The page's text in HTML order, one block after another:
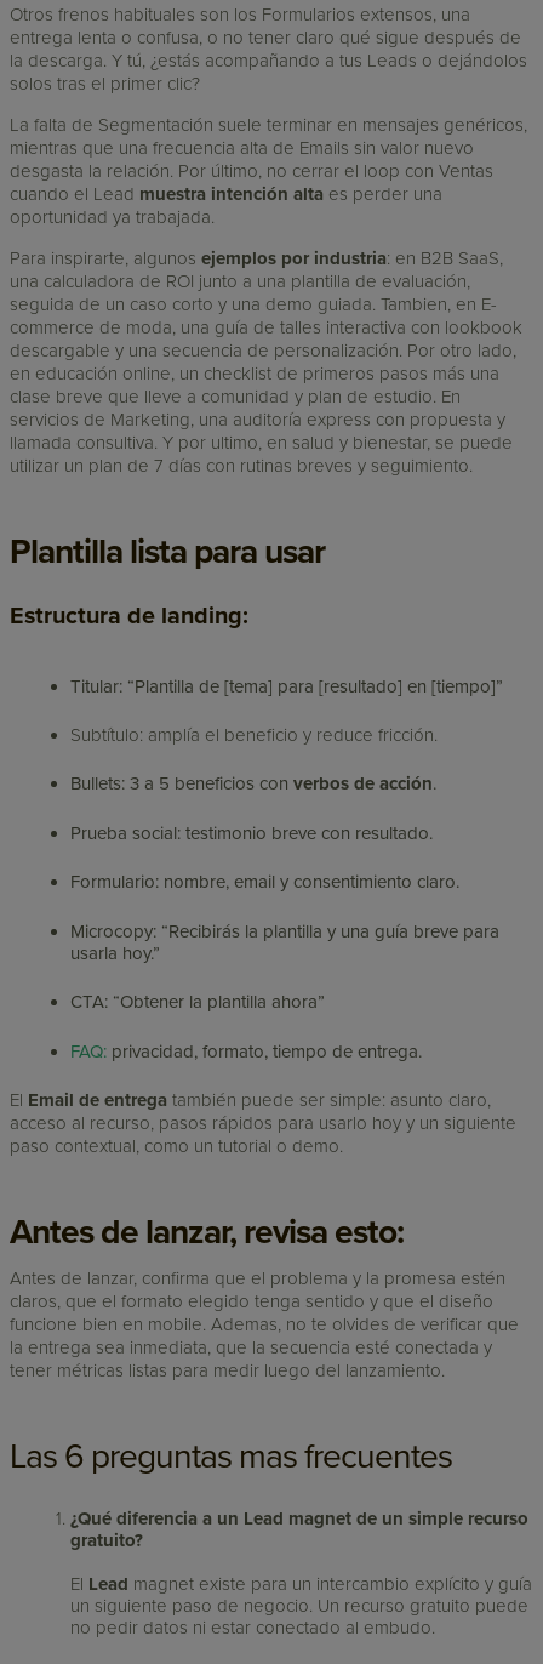
Otros frenos habituales son los Formularios extensos, una
entrega lenta o confusa, o no tener claro qué sigue después de
la descarga. Y tú, ¿estás acompañando a tus Leads o dejándolos
solos tras el primer clic?
La falta de Segmentación suele terminar en mensajes genéricos,
mientras que una frecuencia alta de Emails sin valor nuevo
desgasta la relación. Por último, no cerrar el loop con Ventas
cuando el Lead muestra intención alta es perder una
oportunidad ya trabajada.
Para inspirarte, algunosejemplos por industria: en B2B SaaS,
una calculadora de ROI junto a una plantilla de evaluación,
seguida de un caso corto y una demo guiada. Tambien, en E-
commerce de moda, una guía de talles interactiva con lookbook
descargable y una secuencia de personalización. Por otro lado,
en educación online, un checklist de primeros pasos más una
clase breve que lleve a comunidad y plan de estudio. En
servicios de Marketing, una auditoría express con propuesta y
llamada consultiva. Y por ultimo, en salud y bienestar, se puede
utilizar un plan de 7 días con rutinas breves y seguimiento.
Plantilla lista para usar
Estructura de landing:
Titular: “Plantilla de [tema] para [resultado] en [tiempo]”
Subtítulo: amplía el beneficio y reduce fricción.
Bullets: 3 a 5 beneficios converbos de acción.
Prueba social: testimonio breve con resultado.
Formulario: nombre, email y consentimiento claro.
Microcopy: “Recibirás la plantilla y una guía breve para
usarla hoy.”
CTA: “Obtener la plantilla ahora”
FAQ: privacidad, formato, tiempo de entrega.
El Email de entrega también puede ser simple: asunto claro,
acceso al recurso, pasos rápidos para usarlo hoy y un siguiente
paso contextual, como un tutorial o demo.
Antes de lanzar, revisa esto:
Antes de lanzar, confirma que el problema y la promesa estén
claros, que el formato elegido tenga sentido y que el diseño
funcione bien en mobile. Ademas, no te olvides de verificar que
la entrega sea inmediata, que la secuencia esté conectada y
tener métricas listas para medir luego del lanzamiento.
Las 6 preguntas mas frecuentes
¿Qué diferencia a un Lead magnet de un simple recurso
gratuito?
El Lead magnet existe para un intercambio explícito y guía
un siguiente paso de negocio. Un recurso gratuito puede
no pedir datos ni estar conectado al embudo.